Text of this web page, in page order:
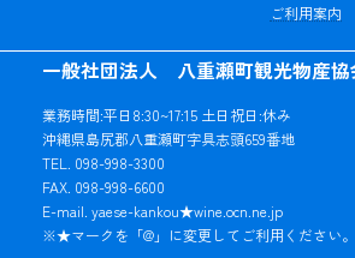
一般社団法人 八重瀬町観光物産協
業務時間:平日8:30~17:15 土日祝日:休み
沖縄県島尻郡八重瀬町字具志頭659番地
TEL. 098-998-3300
FAX. 098-998-6600
E-mail. yaese-kankou★wine.ocn.ne.jp
※★マークを「@」に変更してご利用ください。
ご利用案内